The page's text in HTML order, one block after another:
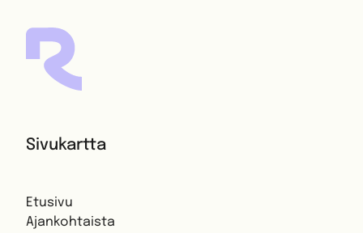
Sivukartta
Etusivu
Ajankohtaista